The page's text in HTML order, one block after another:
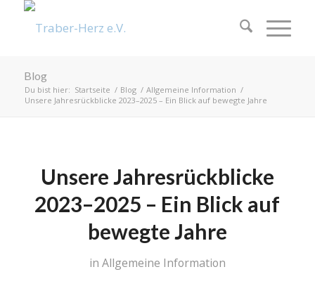
Blog
Du bist hier: Startseite / Blog / Allgemeine Information /
Unsere Jahresrückblicke 2023–2025 – Ein Blick auf bewegte Jahre
Unsere Jahresrückblicke
2023–2025 – Ein Blick auf
bewegte Jahre
in Allgemeine Information